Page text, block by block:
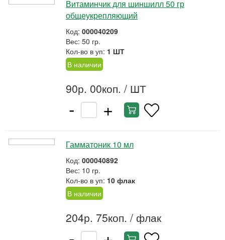
Витаминчик для шиншилл 50 гр
общеукрепляющий
Код: 000040209
Вес: 50 гр.
Кол-во в уп: 1 ШТ
В наличии
90р. 00коп. / ШТ
- +
Гамматоник 10 мл
Код: 000040892
Вес: 10 гр.
Кол-во в уп: 10 флак
В наличии
204р. 75коп. / флак